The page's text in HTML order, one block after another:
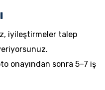
iyileştirmeler talep
onayından sonra 5–7 iş